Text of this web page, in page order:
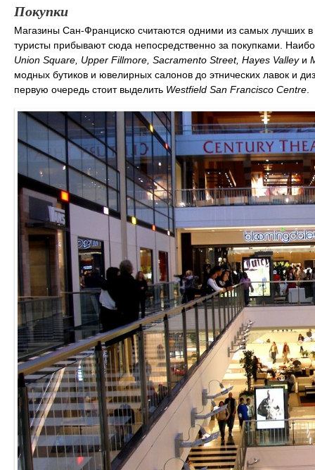
Покупки
Магазины Сан-Франциско считаются одними из самых лучших в
туристы прибывают сюда непосредственно за покупками.
Union Square, Upper Fillmore, Sacramento Street, Hayes Valley и
модных бутиков и ювелирных салонов до этнических лавок и
первую очередь стоит выделить Westfield San Francisco Centre.